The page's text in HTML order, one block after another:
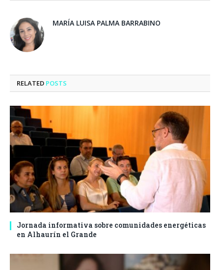
MARÍA LUISA PALMA BARRABINO
RELATED POSTS
Jornada informativa sobre comunidades energéticas
en Alhaurín el Grande